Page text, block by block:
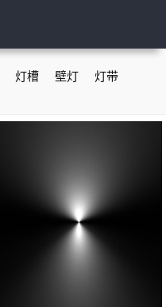
灯槽 壁灯
灯带